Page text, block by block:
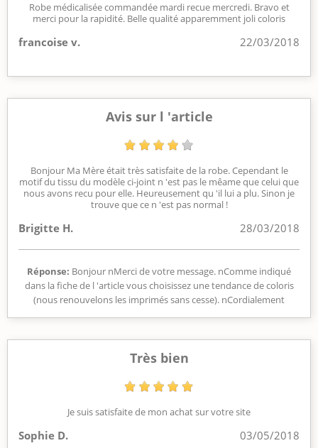
Robe médicalisée commandée mardi recue mercredi. Bravo et
merci pour la rapidité. Belle qualité apparemment joli coloris
francoise v. 22/03/2018
Avis sur l 'article
Bonjour Ma Mère était très satisfaite de la robe. Cependant le
motif du tissu du modèle ci-joint n 'est pas le mêame que celui que
nous avons recu pour elle. Heureusement qu 'il lui a plu. Sinon je
trouve que ce n 'est pas normal !
Brigitte H. 28/03/2018
Réponse: Bonjour nMerci de votre message. nComme indiqué
dans la fiche de l 'article vous choisissez une tendance de coloris
(nous renouvelons les imprimés sans cesse). nCordialement
Très bien
Je suis satisfaite de mon achat sur votre site
Sophie D. 03/05/2018